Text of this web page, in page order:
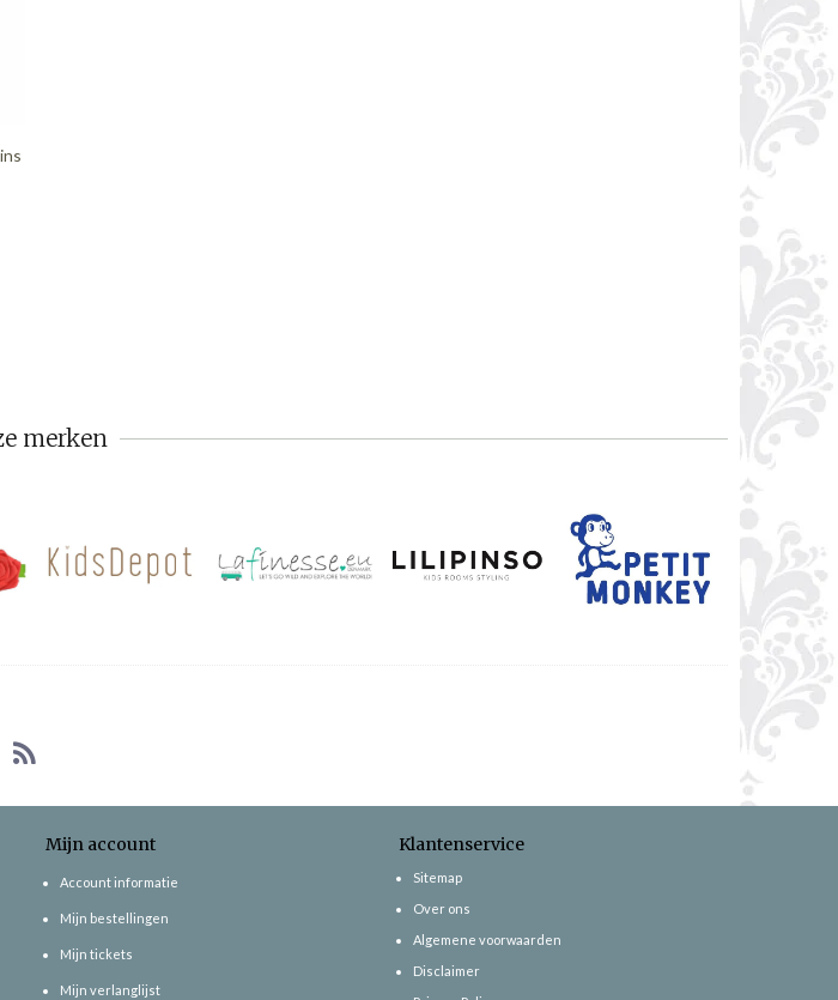
merken
Mijn account
Account informatie
Mijn bestellingen
Mijn tickets
Mijn verlanglijst
Klantenservice
Sitemap
Over ons
Algemene voorwaarden
Disclaimer